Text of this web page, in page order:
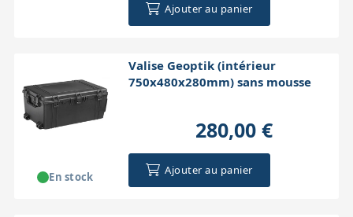
Ajouter au panier
Valise Geoptik (intérieur
750x480x280mm) sans mousse
280,00 €
Ajouter au panier
En stock